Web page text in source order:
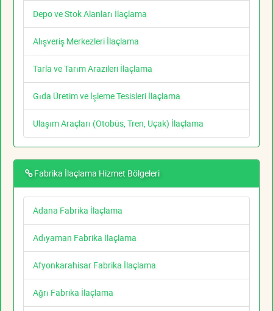
Depo ve Stok Alanları İlaçlama
Alışveriş Merkezleri İlaçlama
Tarla ve Tarım Arazileri İlaçlama
Gıda Üretim ve İşleme Tesisleri İlaçlama
Ulaşım Araçları (Otobüs, Tren, Uçak) İlaçlama
Fabrika İlaçlama Hizmet Bölgeleri
Adana Fabrika İlaçlama
Adıyaman Fabrika İlaçlama
Afyonkarahisar Fabrika İlaçlama
Ağrı Fabrika İlaçlama